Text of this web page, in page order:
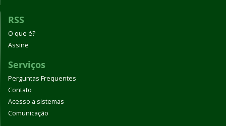
RSS
O que é?
Assine
Serviços
Perguntas Frequentes
Contato
Acesso a sistemas
Comunicação